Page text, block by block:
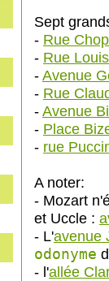
Sept
- Rue
- Rue
-Avenue
- Rue
-Avenue
- Place
- rue
A noter:
- Mozart
et Uccle :
- L'avenue
odonyme
- l'allée